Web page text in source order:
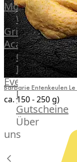
Weber®
Grill
Academy
Individuelle
Events
Partner
Kalender
Gästehaus
Villa
Gutscheine
Über
uns
Barbarie Entenkeulen
ca. 150 - 250 g)